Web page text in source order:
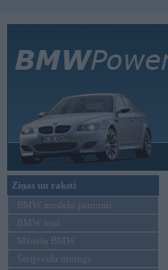
Ziņas un raksti
BMW modeļu jaunumi
BMW testi
Mēneša BMW
Sērijveida tūnings